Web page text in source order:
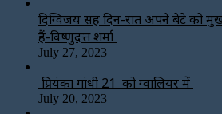
दिग्विजय सिंह दिन-रात अपने बेटे को
हैं-विष्णुदत्त शर्मा
July 27, 2023
प्रियंका गांधी 21 को ग्वालियर में
July 20, 2023